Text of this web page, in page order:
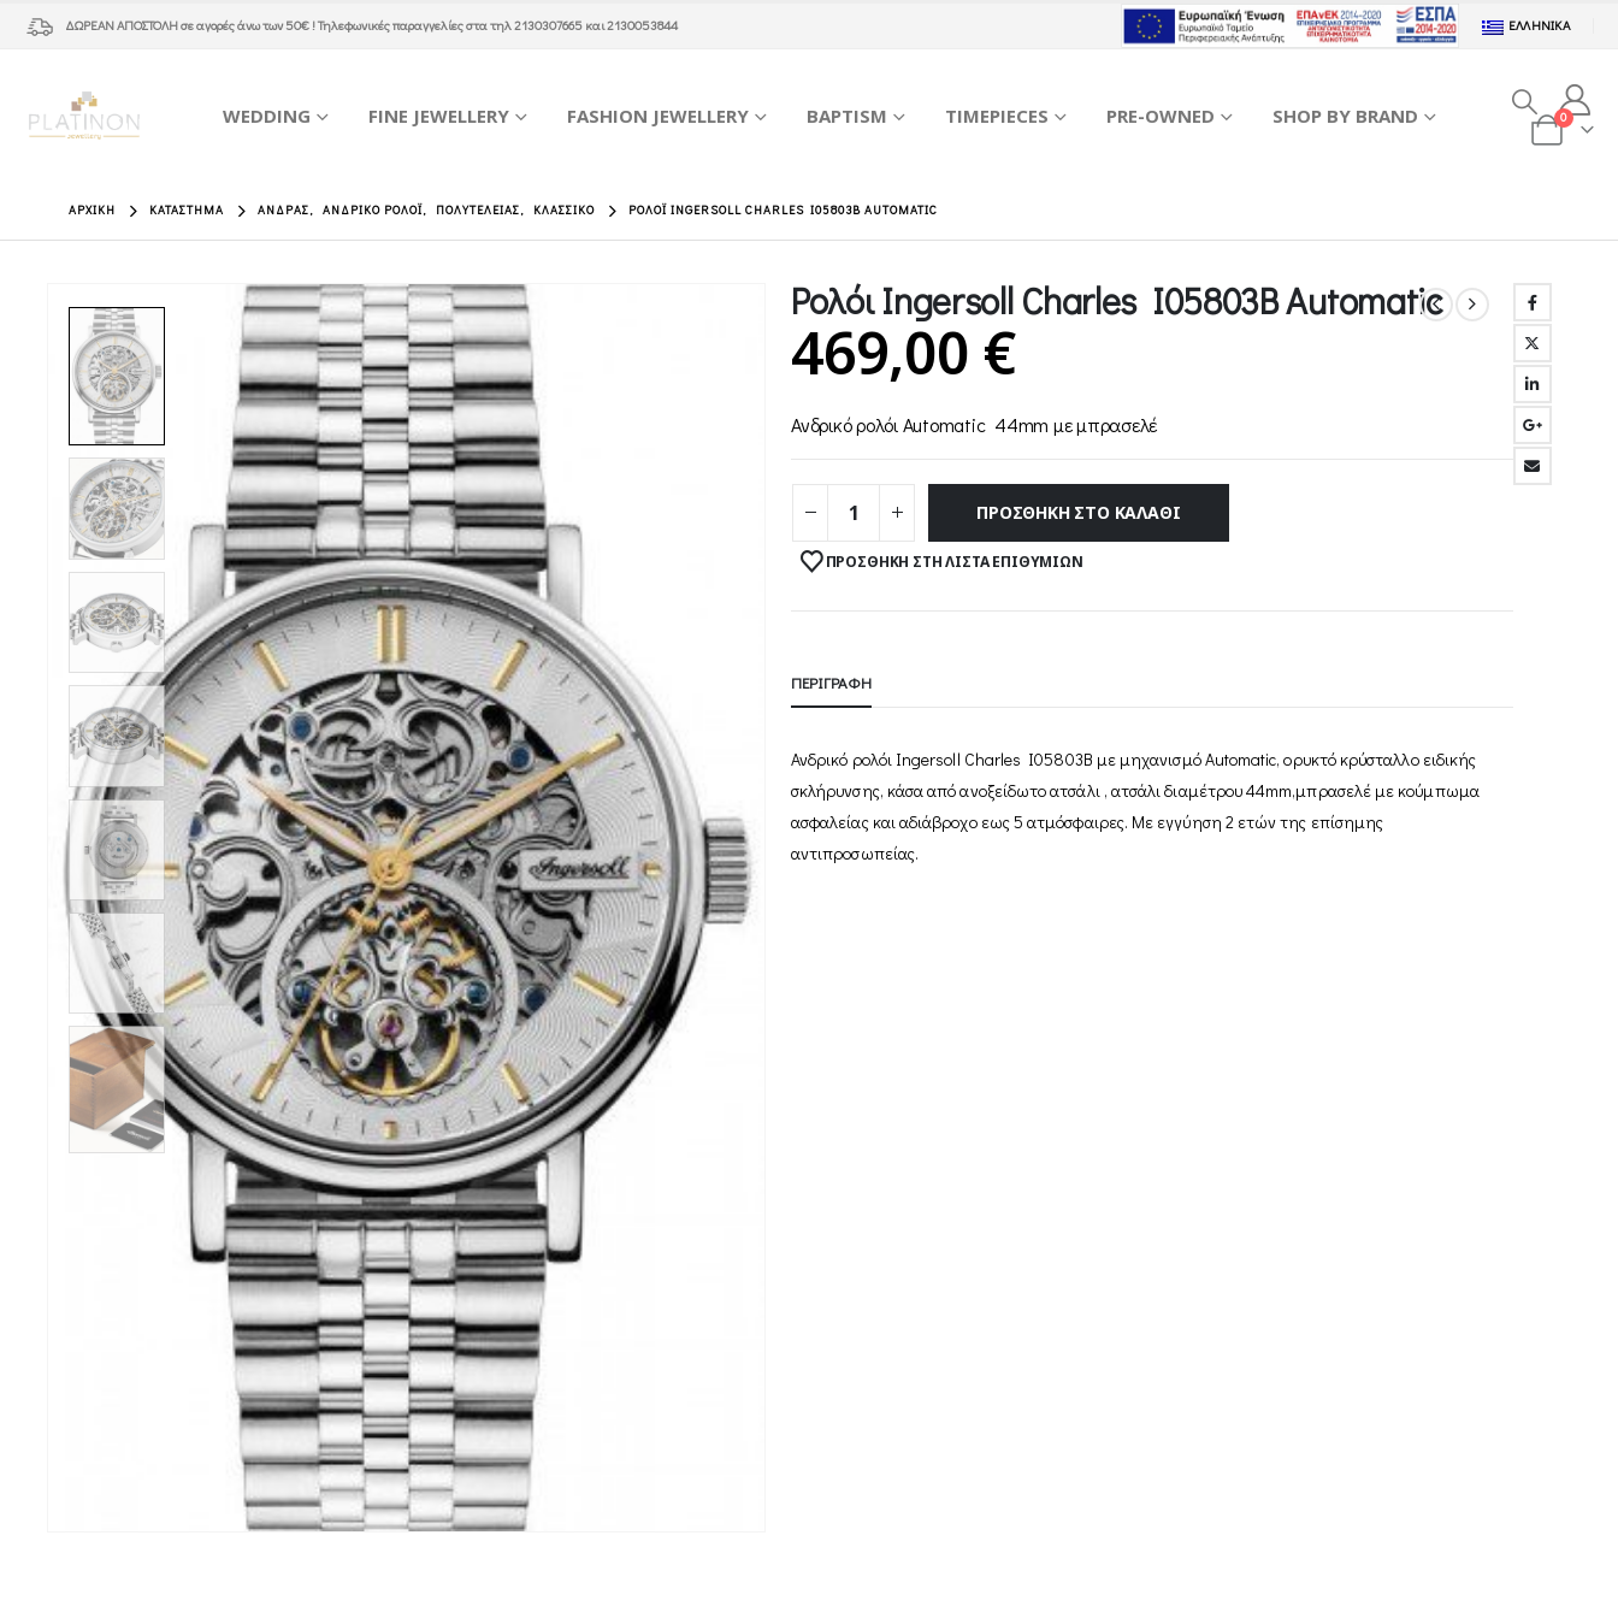
ΔΩΡΕΑΝ ΑΠΟΣΤΟΛΗσε αγορές άνω των 50€ ! Τηλεφωνικές παραγγελίες στα τηλ 2130307665 και 2130053844 ΕΛΛΗΝΙΚΆ
WEDDING FINE JEWELLERY FASHION JEWELLERY BAPTISM TIMEPIECES PRE-OWNED SHOP BY BRAND 0
ΑΡΧΙΚΉ ΚΑΤΆΣΤΗΜΑ ΆΝΔΡΑΣ, ΑΝΔΡΙΚΌ ΡΟΛΌΙ, ΠΟΛΥΤΕΛΕΊΑΣ, ΚΛΑΣΣΙΚΌ ΡΟΛΌΙ INGERSOLL CHARLES I05803B AUTOMATIC
Ρολόι Ingersoll Charles I05803B Automatic
469,00 €
Ανδρικό ρολόι Automatic 44mm με μπρασελέ
ΠΡΟΣΘΉΚΗ ΣΤΟ ΚΑΛΆΘΙ
ΠΡΟΣΘΉΚΗ ΣΤΗ ΛΊΣΤΑ ΕΠΙΘΥΜΙΏΝ
ΠΕΡΙΓΡΑΦΉ
Ανδρικό ρολόι Ingersoll Charles I05803B με μηχανισμό Automatic, ορυκτό κρύσταλλο ειδικής
σκλήρυνσης, κάσα από ανοξείδωτο ατσάλι , ατσάλι διαμέτρου 44mm,μπρασελέ με κούμπωμα
ασφαλείας και αδιάβροχο εως 5 ατμόσφαιρες. Με εγγύηση 2 ετών της επίσημης
αντιπροσωπείας.